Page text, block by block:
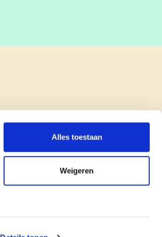
Alles toestaan
Weigeren